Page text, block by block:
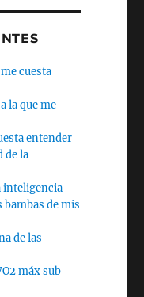
cuesta
la que me
entender
de la
inteligencia
bambas de mis
de las
máx sub